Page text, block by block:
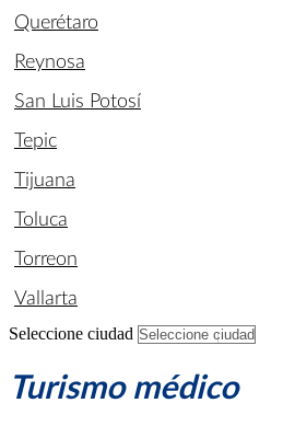
Querétaro
Reynosa
San Luis Potosí
Tepic
Tijuana
Toluca
Torreon
Vallarta
Seleccione ciudad
Turismo médico